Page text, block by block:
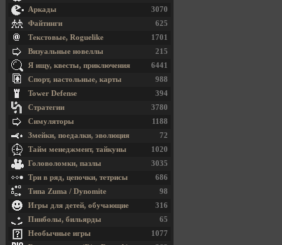
3070
Аркады
625
Файтинги
1701
Текстовые, Roguelike
215
Визуальные новеллы
6441
Я ищу, квесты, приключения
988
Спорт, настольные, карты
394
Tower Defense
3780
Стратегии
1188
Симуляторы
72
Змейки, поедалки, эволюция
1020
Тайм менеджмент, тайкуны
3035
Головоломки, пазлы
686
Три в ряд, цепочки, тетрисы
98
Типа Zuma / Dynomite
316
Игры для детей, обучающие
65
Пинболы, бильярды
1077
Необычные игры